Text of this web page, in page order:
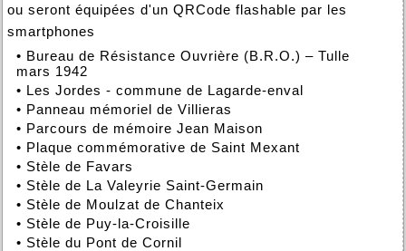
ou seront équipées d'un QRCode flashable par les
smartphones
• Bureau de Résistance Ouvrière (B.R.O.) – Tulle
mars 1942
• Les Jordes - commune de Lagarde-enval
• Panneau mémoriel de Villieras
• Parcours de mémoire Jean Maison
• Plaque commémorative de Saint Mexant
• Stèle de Favars
• Stèle de La Valeyrie Saint-Germain
• Stèle de Moulzat de Chanteix
• Stèle de Puy-la-Croisille
• Stèle du Pont de Cornil